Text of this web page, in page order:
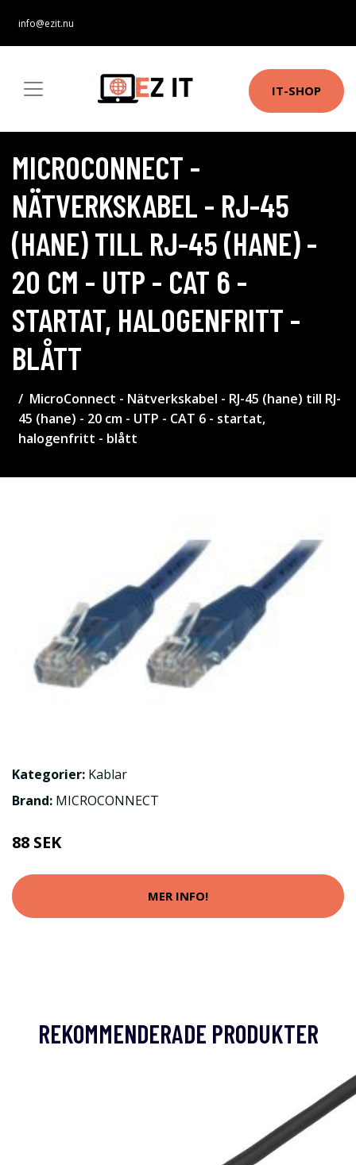
info@ezit.nu
IT-SHOP
MICROCONNECT -
NÄTVERKSKABEL - RJ-45
(HANE) TILL RJ-45 (HANE) -
20 CM - UTP - CAT 6 -
STARTAT, HALOGENFRITT -
BLÅTT
MicroConnect - Nätverkskabel - RJ-45 (hane) till RJ-
45 (hane) - 20 cm - UTP - CAT 6 - startat,
halogenfritt - blått
Kategorier: Kablar
Brand: MICROCONNECT
88 SEK
MER INFO!
REKOMMENDERADE PRODUKTER